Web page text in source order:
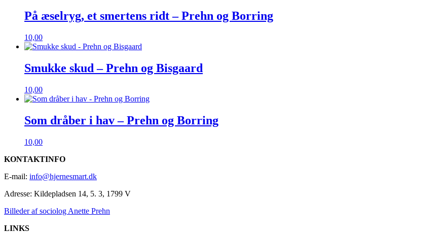
På æselryg, et smertens ridt – Prehn og Borring
10,00
Smukke skud – Prehn og Bisgaard
10,00
Som dråber i hav – Prehn og Borring
10,00
KONTAKTINFO
E-mail: info@hjernesmart.dk
Adresse: Kildepladsen 14, 5. 3, 1799 V
Billeder af sociolog Anette Prehn
LINKS